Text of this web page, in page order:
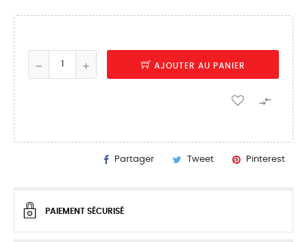
AJOUTER AU PANIER

Partager Tweet Pinterest
PAIEMENT SÉCURISÉ